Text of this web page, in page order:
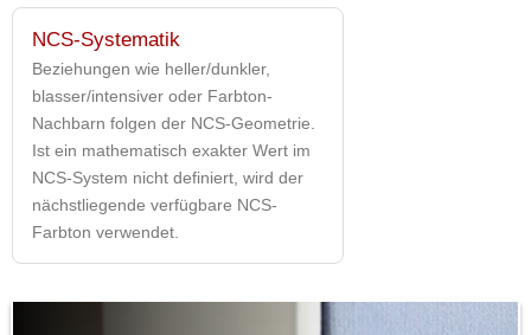
NCS-Systematik
Beziehungen wie heller/dunkler,
blasser/intensiver oder Farbton-
Nachbarn folgen der NCS-Geometrie.
Ist ein mathematisch exakter Wert im
NCS-System nicht definiert, wird der
nächstliegende verfügbare NCS-
Farbton verwendet.